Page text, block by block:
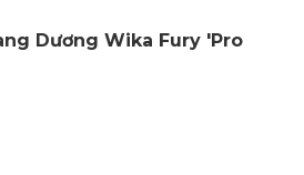
Dương Wika Fury 'Pro